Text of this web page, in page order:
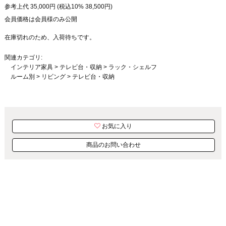
参考上代 35,000円 (税込10% 38,500円)
会員価格は会員様のみ公開
在庫切れのため、入荷待ちです。
関連カテゴリ:
インテリア家具> テレビ台・収納> ラック・シェルフ
ルーム別 > リビング> テレビ台・収納
お気に入り
商品のお問い合わせ